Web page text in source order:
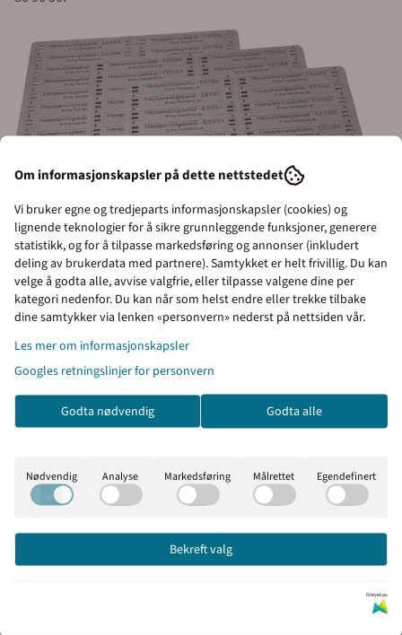
KABELMERKER I SYREFAST STÅL:Svært holdbare merkerskilt
som tåler alt av vær og andre påkjenninger. Skiltet kan stå
under vann eller graves ned i bakken. Skiltet kan leveres med
faste tekster og/eller variabler.
Det som kjennetegner skilt i syrefast stål er at disse tåler alt av
syrer, vær, vind, sjøvann, og kjemikalier. Kabelmerker montres
vanligvis med strips i plast eller stål.
Egenskapene i rustfritt/ syrefast 316 stål kommer av at det er
som er med på å øke stålets motstandskraft mot korrosjon.
Syrefast stål inneholder molybden. Dette er med på å øke
stålets motstandskraft mot kjemiske påkjenninger.
Vi kan på forespørsel lage alle typer stålskilt i forskjellige
størrelser med hulling eller dobbelsidig tape etter eget ønske.
Priser inkl. eller ekskl.
mva
I denne butikken kan du
velge om du vil se prisene
med eller uten moms.
Om informasjonskapsler på dette nettstedet
Vi bruker egne og tredjeparts informasjonskapsler (cookies) og
lignende teknologier for å sikre grunnleggende funksjoner, generere
statistikk, og for å tilpasse markedsføring og annonser (inkludert
deling av brukerdata med partnere). Samtykket er helt frivillig. Du kan
velge å godta alle, avvise valgfrie, eller tilpasse valgene dine per
kategori nedenfor. Du kan når som helst endre eller trekke tilbake
dine samtykker via lenken «personvern» nederst på nettsiden vår.
Les mer om informasjonskapsler
Googles retningslinjer for personvern
Godta nødvendig Godta alle
Nødvendig Analyse Markedsføring Målrettet Egendefinert
Bekreft valg
Drevet av